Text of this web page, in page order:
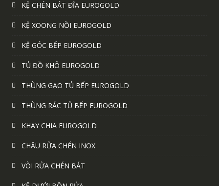
KỆ CHÉN BÁT ĐĨA EUROGOLD
KỆ XOONG NỒI EUROGOLD
KỆ GÓC BẾP EUROGOLD
TỦ ĐỒ KHÔ EUROGOLD
THÙNG GẠO TỦ BẾP EUROGOLD
THÙNG RÁC TỦ BẾP EUROGOLD
KHAY CHIA EUROGOLD
CHẬU RỬA CHÉN INOX
VÒI RỬA CHÉN BÁT